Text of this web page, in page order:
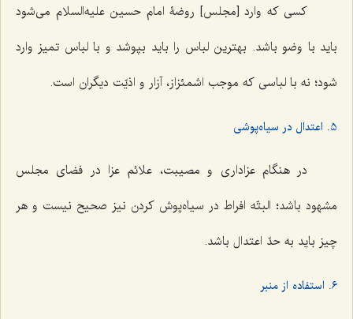
کسی که وارد [مجلس] روضۀ امام حسین علیه‌السلام می‌شود
باید با وضو باشد. بهترین لباس را باید بپوشد و با لباس تمیز وارد
شود؛ نه با لباسی که موجب اشمئزاز، آزار و اذیّت دیگران است.
5. اعتدال در سیاه‌پوشی
در هنگام عزاداری و مصیبت، علائم عزا در فضای مجلس
مشهود باشد؛ البتّه افراط در سیاه‌پوش کردن نیز صحیح نیست و هر
چیز باید به حدّ اعتدال باشد.
6. استفاده از منبر